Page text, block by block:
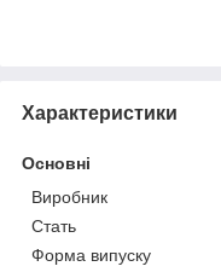
Характеристики
Основні
Виробник
Стать
Форма випуску